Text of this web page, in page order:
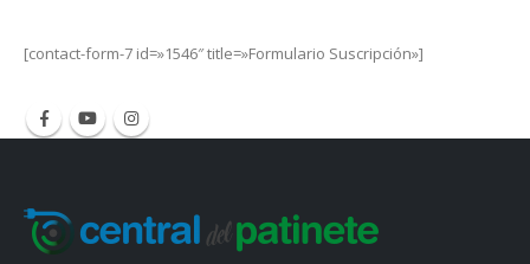
[contact-form-7 id=»1546″ title=»Formulario Suscripción»]